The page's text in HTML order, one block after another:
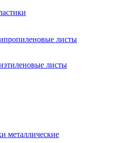
листы
листы
металлические